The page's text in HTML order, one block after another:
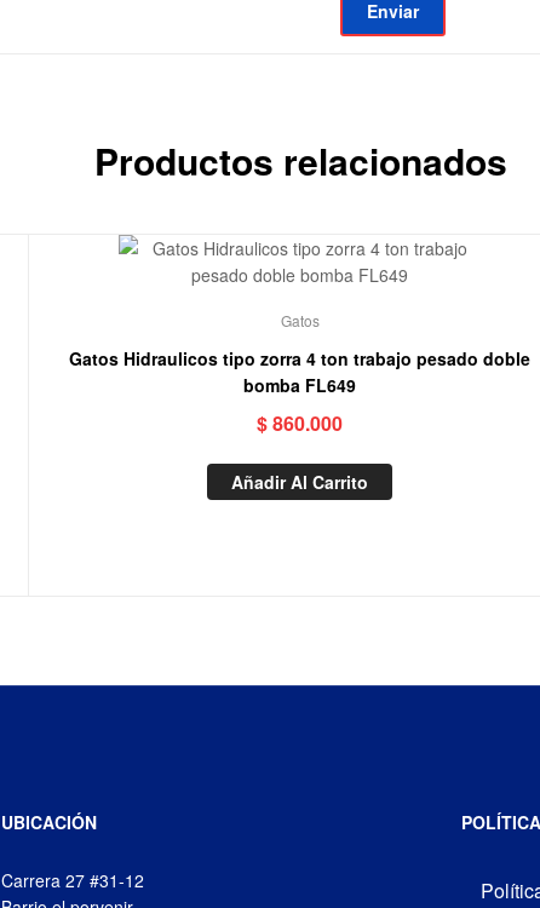
Productos relacionados
Gatos
Gatos Hidraulicos tipo zorra 4 ton trabajo pesado doble
bomba FL649
$860.000
Añadir Al Carrito
UBICACIÓN
Carrera 27 #31-12